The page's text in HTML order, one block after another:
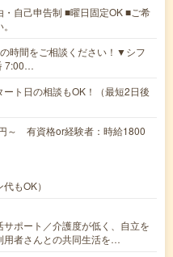
・自己申告制 ■曜日固定OK ■ご希
時間をご相談ください！▼シフ
7:00…
ート日の相談もOK！（最短2日後
～ 有資格or経験者：時給1800
もOK）
ポート／介護度が低く、自立を
用者さんとの共同生活を…